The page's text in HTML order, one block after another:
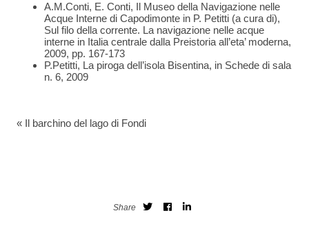
A.M.Conti, E. Conti, Il Museo della Navigazione nelle
Acque Interne di Capodimonte in P. Petitti (a cura di),
Sul filo della corrente. La navigazione nelle acque
interne in Italia centrale dalla Preistoria all’eta’ moderna,
2009, pp. 167-173
P.Petitti, La piroga dell’isola Bisentina, in Schede di sala
n. 6, 2009
« Il barchino del lago di Fondi
Share